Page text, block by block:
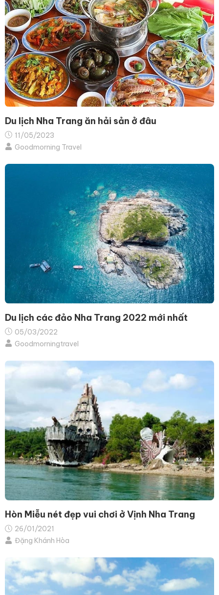
Du lịch Nha Trang ăn hải sản ở đâu
11/05/2023
Goodmorning Travel
Du lịch các đảo Nha Trang 2022 mới nhất
05/03/2022
Goodmorningtravel
Hòn Miễu nét đẹp vui chơi ở Vịnh Nha Trang
26/01/2021
Đặng Khánh Hòa